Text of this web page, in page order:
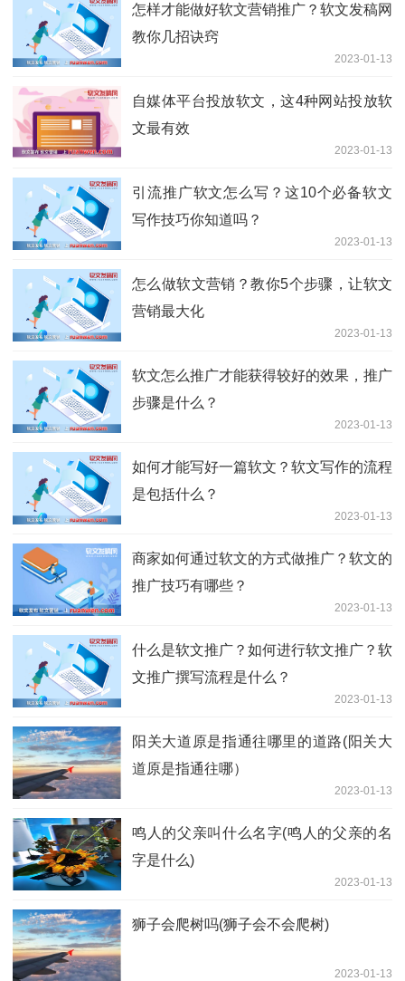
怎样才能做好软文营销推广？软文发稿网
教你几招诀窍
2023-01-13
自媒体平台投放软文，这4种网站投放软
文最有效
2023-01-13
引流推广软文怎么写？这10个必备软文
写作技巧你知道吗？
2023-01-13
怎么做软文营销？教你5个步骤，让软文
营销最大化
2023-01-13
软文怎么推广才能获得较好的效果，推广
步骤是什么？
2023-01-13
如何才能写好一篇软文？软文写作的流程
是包括什么？
2023-01-13
商家如何通过软文的方式做推广？软文的
推广技巧有哪些？
2023-01-13
什么是软文推广？如何进行软文推广？软
文推广撰写流程是什么？
2023-01-13
阳关大道原是指通往哪里的道路(阳关大
道原是指通往哪）
2023-01-13
鸣人的父亲叫什么名字(鸣人的父亲的名
字是什么)
2023-01-13
狮子会爬树吗(狮子会不会爬树)
2023-01-13